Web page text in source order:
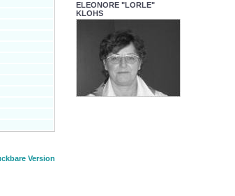
Version
ELEONORE "LORLE"
KLOHS